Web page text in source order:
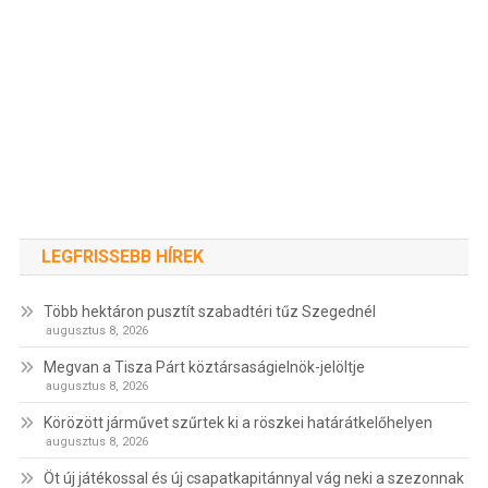
LEGFRISSEBB HÍREK
Több hektáron pusztít szabadtéri tűz Szegednél
augusztus 8, 2026
Megvan a Tisza Párt köztársaságielnök-jelöltje
augusztus 8, 2026
Körözött járművet szűrtek ki a röszkei határátkelőhelyen
augusztus 8, 2026
Öt új játékossal és új csapatkapitánnyal vág neki a szezonnak